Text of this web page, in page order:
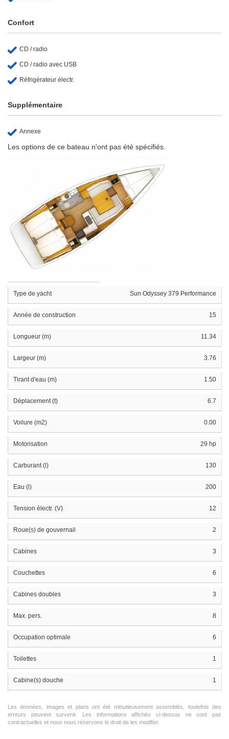
Confort
CD / radio
CD / radio avec USB
Réfrigérateur électr.
Supplémentaire
Annexe
Les options de ce bateau n'ont pas été spécifiés.
Type de yacht Sun Odyssey 379 Performance
Année de construction 15
Longueur (m) 11.34
Largeur (m) 3.76
Tirant d'eau (m) 1.50
Déplacement (t) 6.7
Voilure (m2) 0.00
Motorisation 29 hp
Carburant (l) 130
Eau (l) 200
Tension électr. (V) 12
Roue(s) de gouvernail 2
Cabines 3
Couchettes 6
Cabines doubles 3
Max. pers. 8
Occupation optimale 6
Toilettes 1
Cabine(s) douche 1
Les données, images et plans ont été minutieusement assemblés, toutefois des
erreurs peuvent survenir. Les informations affichés ci-dessus ne sont pas
contractuelles et nous nous réservons le droit de les modifier.